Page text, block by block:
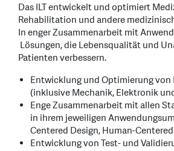
Das ILT entwickelt und optimiert
Rehabilitation und andere
In enger Zusammenarbeit mit
Lösungen, die Lebensqualität und
Patienten verbessern.
Entwicklung und Optimierung
(inklusive Mechanik, Elektronik
Enge Zusammenarbeit mit allen
in ihrem jeweiligen
Centered Design, Human-
Entwicklung von Test- und